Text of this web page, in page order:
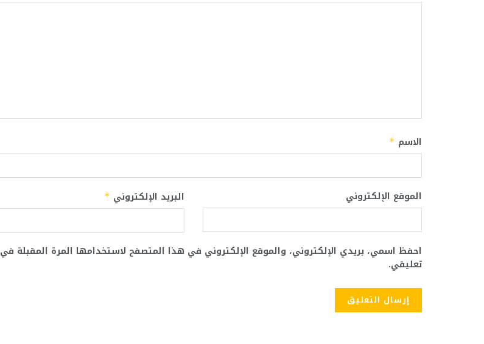
الاسم *
البريد الإلكتروني * الموقع الإلكتروني
احفظ اسمي، بريدي الإلكتروني، والموقع الإلكتروني في هذا المتصفح لاستخدامها المرة المقبلة في
تعليقي.